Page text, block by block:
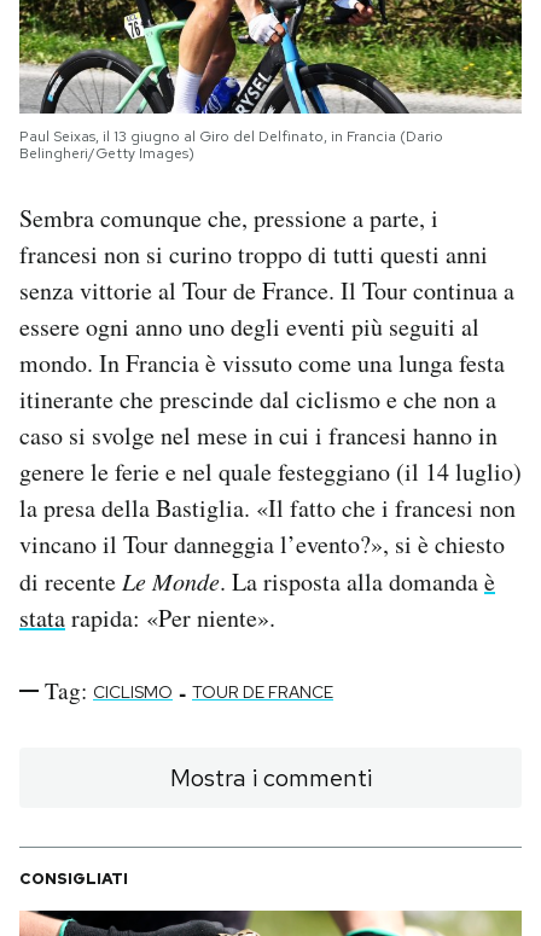
Paul Seixas, il 13 giugno al Giro del Delfinato, in Francia (Dario
Belingheri/Getty Images)
Sembra comunque che, pressione a parte, i
francesi non si curino troppo di tutti questi anni
senza vittorie al Tour de France. Il Tour continua a
essere ogni anno uno degli eventi più seguiti al
mondo. In Francia è vissuto come una lunga festa
itinerante che prescinde dal ciclismo e che non a
caso si svolge nel mese in cui i francesi hanno in
genere le ferie e nel quale festeggiano (il 14 luglio)
la presa della Bastiglia. «Il fatto che i francesi non
vincano il Tour danneggia l’evento?», si è chiesto
di recente Le Monde. La risposta alla domandaè
statarapida: «Per niente».
Tag: CICLISMO - TOUR DE FRANCE
Mostra i commenti
CONSIGLIATI